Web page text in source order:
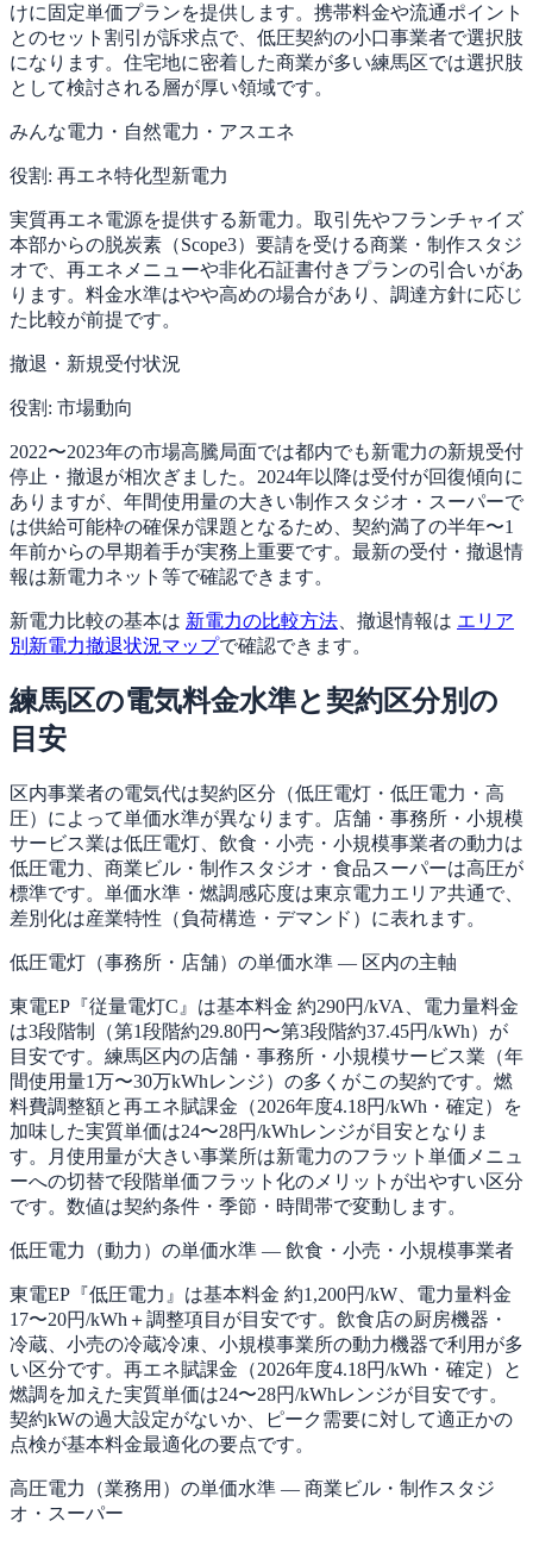
けに固定単価プランを提供します。携帯料金や流通ポイント
とのセット割引が訴求点で、低圧契約の小口事業者で選択肢
になります。住宅地に密着した商業が多い練馬区では選択肢
として検討される層が厚い領域です。
みんな電力・自然電力・アスエネ
役割: 再エネ特化型新電力
実質再エネ電源を提供する新電力。取引先やフランチャイズ
本部からの脱炭素（Scope3）要請を受ける商業・制作スタジ
オで、再エネメニューや非化石証書付きプランの引合いがあ
ります。料金水準はやや高めの場合があり、調達方針に応じ
た比較が前提です。
撤退・新規受付状況
役割: 市場動向
2022〜2023年の市場高騰局面では都内でも新電力の新規受付
停止・撤退が相次ぎました。2024年以降は受付が回復傾向に
ありますが、年間使用量の大きい制作スタジオ・スーパーで
は供給可能枠の確保が課題となるため、契約満了の半年〜1
年前からの早期着手が実務上重要です。最新の受付・撤退情
報は新電力ネット等で確認できます。
新電力比較の基本は 新電力の比較方法 、撤退情報は エリア
別新電力撤退状況マップで確認できます。
練馬区の電気料金水準と契約区分別の
目安
区内事業者の電気代は契約区分（低圧電灯・低圧電力・高
圧）によって単価水準が異なります。店舗・事務所・小規模
サービス業は低圧電灯、飲食・小売・小規模事業者の動力は
低圧電力、商業ビル・制作スタジオ・食品スーパーは高圧が
標準です。単価水準・燃調感応度は東京電力エリア共通で、
差別化は産業特性（負荷構造・デマンド）に表れます。
低圧電灯（事務所・店舗）の単価水準 — 区内の主軸
東電EP『従量電灯C』は基本料金 約290円/kVA、電力量料金
は3段階制（第1段階約29.80円〜第3段階約37.45円/kWh）が
目安です。練馬区内の店舗・事務所・小規模サービス業（年
間使用量1万〜30万kWhレンジ）の多くがこの契約です。燃
料費調整額と再エネ賦課金（2026年度4.18円/kWh・確定）を
加味した実質単価は24〜28円/kWhレンジが目安となりま
す。月使用量が大きい事業所は新電力のフラット単価メニュ
ーへの切替で段階単価フラット化のメリットが出やすい区分
です。数値は契約条件・季節・時間帯で変動します。
低圧電力（動力）の単価水準 — 飲食・小売・小規模事業者
東電EP『低圧電力』は基本料金 約1,200円/kW、電力量料金
17〜20円/kWh＋調整項目が目安です。飲食店の厨房機器・
冷蔵、小売の冷蔵冷凍、小規模事業所の動力機器で利用が多
い区分です。再エネ賦課金（2026年度4.18円/kWh・確定）と
燃調を加えた実質単価は24〜28円/kWhレンジが目安です。
契約kWの過大設定がないか、ピーク需要に対して適正かの
点検が基本料金最適化の要点です。
高圧電力（業務用）の単価水準 — 商業ビル・制作スタジ
オ・スーパー